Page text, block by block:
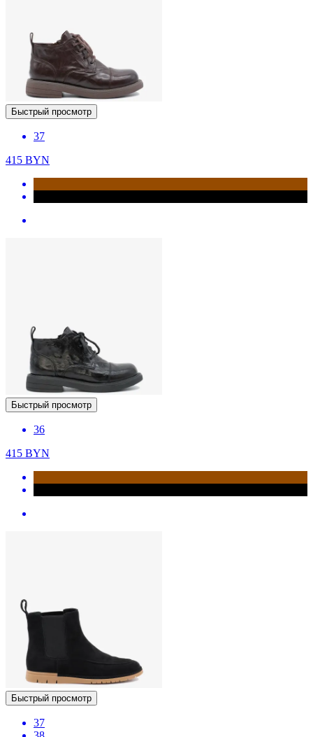
Быстрый просмотр
37
415 BYN
Быстрый просмотр
36
415 BYN
Быстрый просмотр
37